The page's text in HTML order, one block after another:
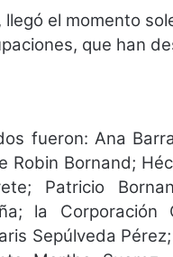
llegó el momento
que han
fueron: Ana
Robin Bornand;
Patricio
la
Sepúlveda